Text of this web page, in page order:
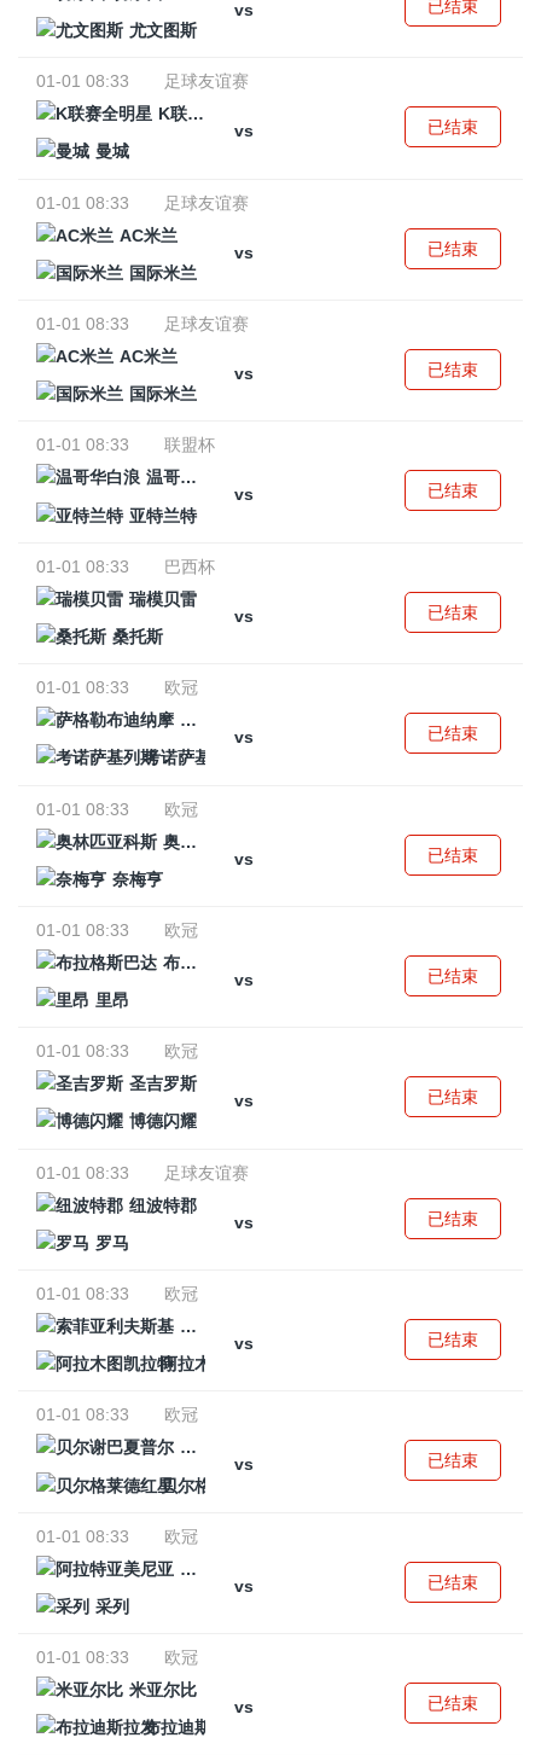
vs
尤文图斯
已结束
01-01 08:33
足球友谊赛
K联赛全明星
vs
曼城
已结束
01-01 08:33
足球友谊赛
AC米兰
vs
国际米兰
已结束
01-01 08:33
足球友谊赛
AC米兰
vs
国际米兰
已结束
01-01 08:33
联盟杯
温哥华白浪
vs
亚特兰特
已结束
01-01 08:33
巴西杯
瑞模贝雷
vs
桑托斯
已结束
01-01 08:33
欧冠
萨格勒布迪纳摩
vs
考诺萨基列斯
已结束
01-01 08:33
欧冠
奥林匹亚科斯
vs
奈梅亨
已结束
01-01 08:33
欧冠
布拉格斯巴达
vs
里昂
已结束
01-01 08:33
欧冠
圣吉罗斯
vs
博德闪耀
已结束
01-01 08:33
足球友谊赛
纽波特郡
vs
罗马
已结束
01-01 08:33
欧冠
索菲亚利夫斯基
vs
阿拉木图凯拉特
已结束
01-01 08:33
欧冠
贝尔谢巴夏普尔
vs
贝尔格莱德红星
已结束
01-01 08:33
欧冠
阿拉特亚美尼亚
vs
采列
已结束
01-01 08:33
欧冠
米亚尔比
vs
布拉迪斯拉发
已结束